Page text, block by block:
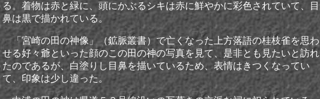
る。着物は赤と緑に、頭にかぶるシキは赤に鮮やかに彩色されていて、目
鼻は黒で描かれている。
「宮崎の田の神像」（鉱脈叢書）で亡くなった上方落語の桂枝雀を思わ
せる好々爺といった顔のこの田の神の写真を見て、是非とも見たいと訪れ
たのであるが、白塗りし目鼻を描いているため、表情はきつくなってい
て、印象は少し違った。